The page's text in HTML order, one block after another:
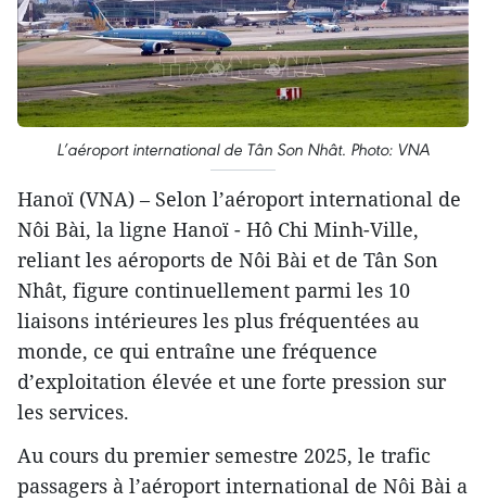
L’aéroport international de Tân Son Nhât. Photo: VNA
Hanoï (VNA) – Selon l’aéroport international de
Nôi Bài, la ligne Hanoï - Hô Chi Minh-Ville,
reliant les aéroports de Nôi Bài et de Tân Son
Nhât, figure continuellement parmi les 10
liaisons intérieures les plus fréquentées au
monde, ce qui entraîne une fréquence
d’exploitation élevée et une forte pression sur
les services.
Au cours du premier semestre 2025, le trafic
passagers à l’aéroport international de Nôi Bài a